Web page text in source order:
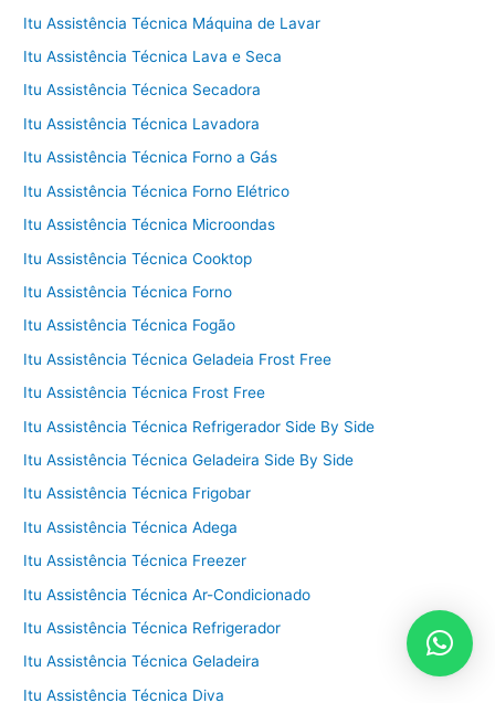
Itu Assistência Técnica Máquina de Lavar
Itu Assistência Técnica Lava e Seca
Itu Assistência Técnica Secadora
Itu Assistência Técnica Lavadora
Itu Assistência Técnica Forno a Gás
Itu Assistência Técnica Forno Elétrico
Itu Assistência Técnica Microondas
Itu Assistência Técnica Cooktop
Itu Assistência Técnica Forno
Itu Assistência Técnica Fogão
Itu Assistência Técnica Geladeia Frost Free
Itu Assistência Técnica Frost Free
Itu Assistência Técnica Refrigerador Side By Side
Itu Assistência Técnica Geladeira Side By Side
Itu Assistência Técnica Frigobar
Itu Assistência Técnica Adega
Itu Assistência Técnica Freezer
Itu Assistência Técnica Ar-Condicionado
Itu Assistência Técnica Refrigerador
Itu Assistência Técnica Geladeira
Itu Assistência Técnica Diva